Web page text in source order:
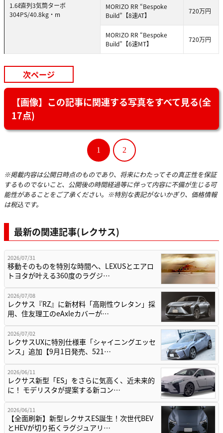
1.6ℓ直列3気筒ターボ
304PS/40.8kg・m
MORIZO RR “Bespoke
Build”【8速AT】
720万円
MORIZO RR “Bespoke
Build”【6速MT】
720万円
次ページ
【画像】この記事に関連する写真をすべて見る(全
17点)
1 2
※掲載内容は公開日時点のものであり、将来にわたってその真正性を保証
するものでないこと、公開後の時間経過等に伴って内容に不備が生じる可
能性があることをご了承ください。※特別な表記がないかぎり、価格情報
は税込です。
最新の関連記事(レクサス)
2026/07/31
移動そのものを特別な時間へ、LEXUSとエアロ
トヨタが叶える360度のラグジ…
2026/07/08
レクサス『RZ』に新材料「高剛性ウレタン」採
用、住友理工のeAxleカバーが…
2026/07/02
レクサスUXに特別仕様車「シャイニングエッセ
ンス」追加【9月1日発売、521…
2026/06/11
レクサス新型「ES」をさらに気高く、近未来的
に！ モデリスタが提案する新コン…
2026/06/11
【全面刷新】新型レクサスES誕生！次世代BEV
とHEVが切り拓くラグジュアリ…